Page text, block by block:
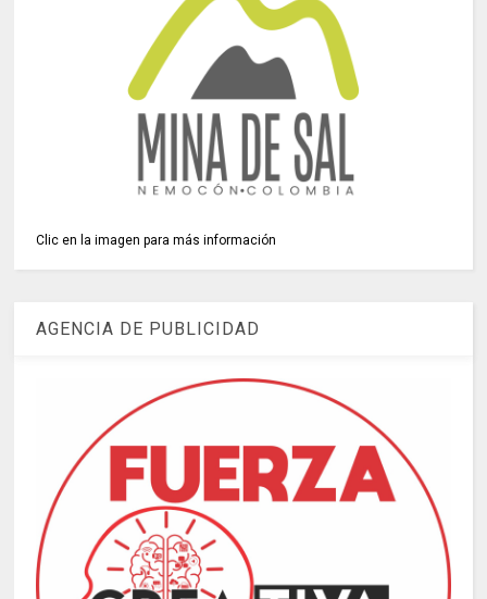
Clic en la imagen para más información
AGENCIA DE PUBLICIDAD